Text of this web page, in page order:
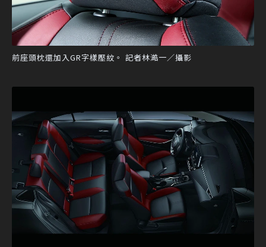
前座頭枕還加入GR字樣壓紋。 記者林澔一／攝影